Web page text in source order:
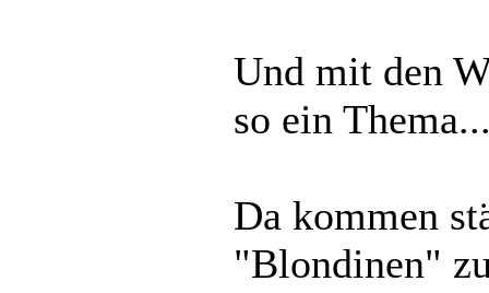
Und mit den
so ein
Da kommen
"Blondinen"